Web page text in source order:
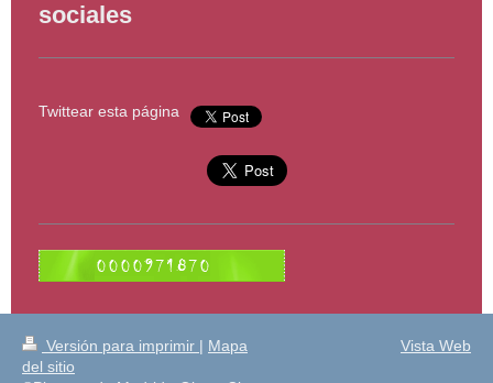
sociales
Twittear esta página
Versión para imprimir | Mapa
del sitio
Vista Web